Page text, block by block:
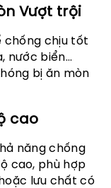
Vượt trội
chống chịu tốt
nước biển…
bị ăn mòn
cao
năng chống
cao, phù hợp
lưu chất có